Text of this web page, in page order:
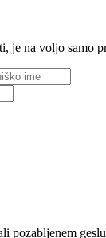
je na voljo samo
pozabljenem